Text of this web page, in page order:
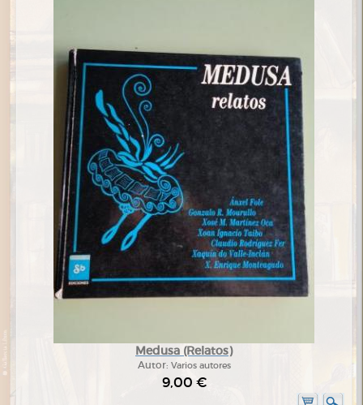
Medusa (Relatos)
Autor: Varios autores
9,00 €